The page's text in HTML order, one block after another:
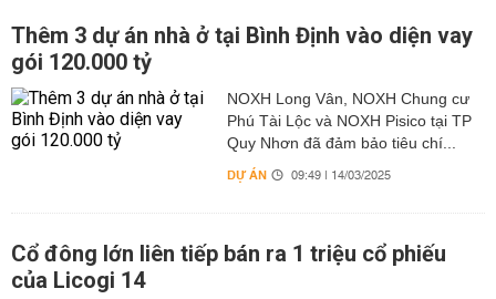
Thêm 3 dự án nhà ở tại Bình Định vào diện vay
gói 120.000 tỷ
NOXH Long Vân, NOXH Chung cư
Phú Tài Lộc và NOXH Pisico tại TP
Quy Nhơn đã đảm bảo tiêu chí...
DỰ ÁN 09:49 | 14/03/2025
Cổ đông lớn liên tiếp bán ra 1 triệu cổ phiếu
của Licogi 14